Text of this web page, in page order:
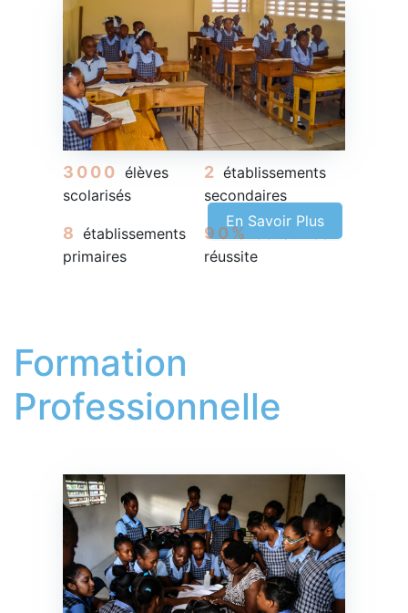
3000 élèves
scolarisés
8établissements
primaires
2établissements
secondaires
90%
réussite
En Savoir Plus
Formation
Professionnelle